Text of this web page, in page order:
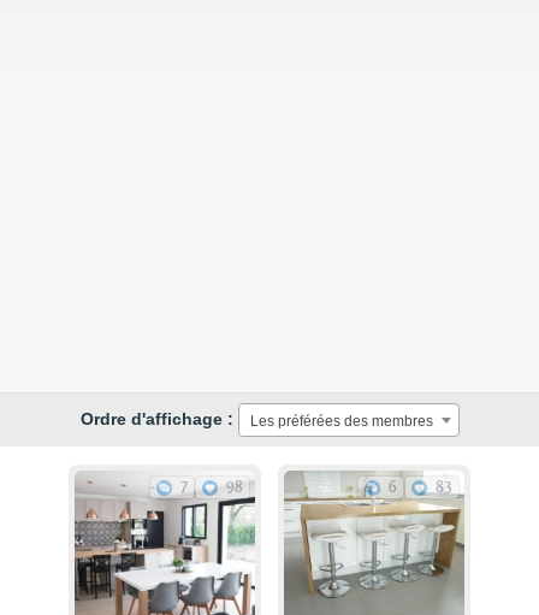
Ordre d'affichage : Les préférées des membres
7 98 6 83